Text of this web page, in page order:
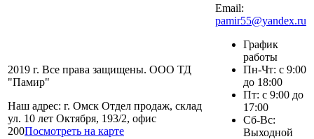
2019 г. Все права защищены. ООО ТД
"Памир"
Наш адрес: г. Омск Отдел продаж, склад
ул. 10 лет Октября, 193/2, офис
200Посмотреть на карте
Email:
pamir55@yandex.ru
График
работы
Пн-Чт: с 9:00
до 18:00
Пт: с 9:00 до
17:00
Сб-Вс:
Выходной